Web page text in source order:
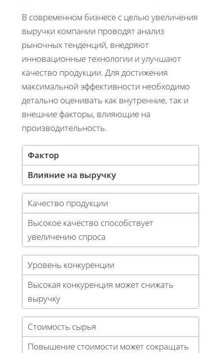
В современном бизнесе с целью увеличения
выручки компании проводят анализ
рыночных тенденций, внедряют
инновационные технологии и улучшают
качество продукции. Для достижения
максимальной эффективности необходимо
детально оценивать как внутренние, так и
внешние факторы, влияющие на
производительность.
Фактор
Влияние на выручку
Качество продукции
Высокое качество способствует
увеличению спроса
Уровень конкуренции
Высокая конкуренция может снижать
выручку
Стоимость сырья
Повышение стоимости может сокращать